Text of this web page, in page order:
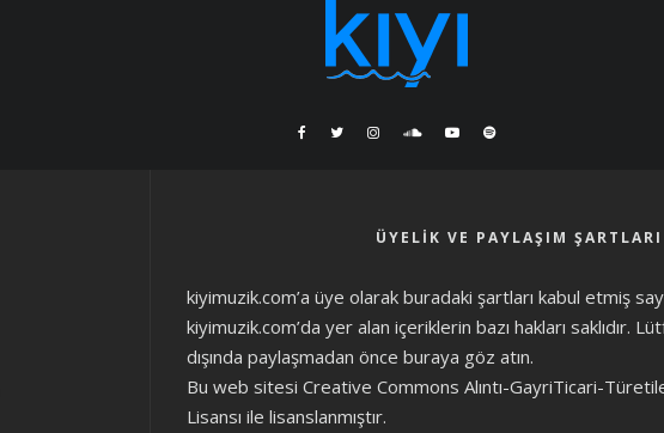
ÜYELIK VE PAYLAŞIM ŞARTLARI
kiyimuzik.com’a üye olarak buradaki şartları kabul etmiş
kiyimuzik.com’da yer alan içeriklerin bazı hakları saklıdır.
dışında paylaşmadan önce buraya göz atın.
Bu web sitesi Creative Commons Alıntı-GayriTicari-
Lisansı ile lisanslanmıştır.